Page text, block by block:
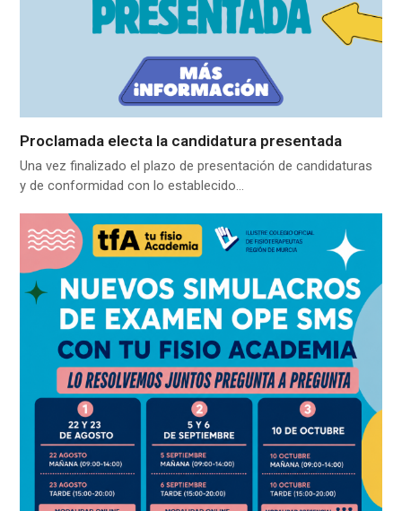
Proclamada electa la candidatura presentada
Una vez finalizado el plazo de presentación de candidaturas
y de conformidad con lo establecido…